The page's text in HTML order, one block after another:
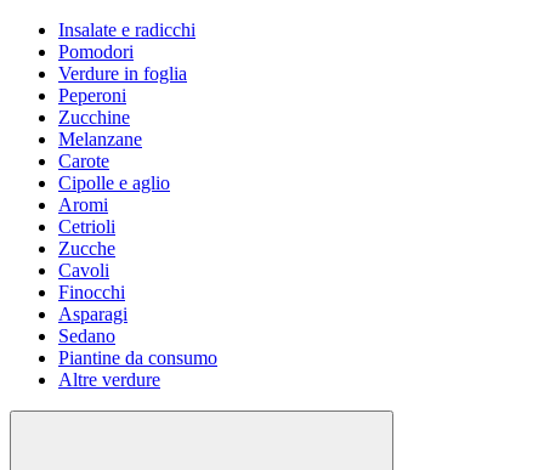
Insalate e radicchi
Pomodori
Verdure in foglia
Peperoni
Zucchine
Melanzane
Carote
Cipolle e aglio
Aromi
Cetrioli
Zucche
Cavoli
Finocchi
Asparagi
Sedano
Piantine da consumo
Altre verdure